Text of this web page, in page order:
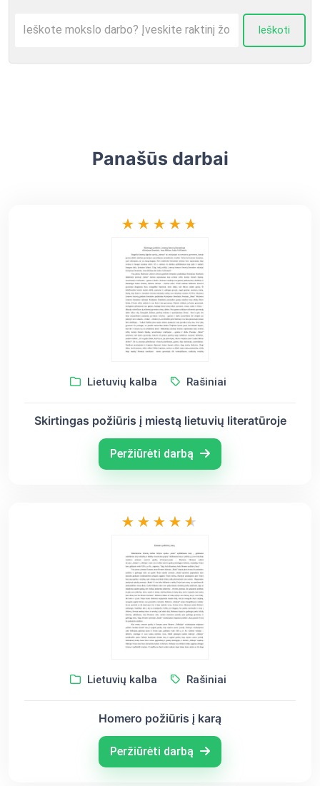
Ieškoti
Panašūs darbai
Lietuvių kalba Rašiniai
Skirtingas požiūris į miestą lietuvių literatūroje
Peržiūrėti darbą
Lietuvių kalba Rašiniai
Homero požiūris į karą
Peržiūrėti darbą